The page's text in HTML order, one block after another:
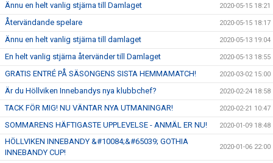
Ännu en helt vanlig stjärna till Damlaget 2020-05-15 18:21
Återvändande spelare 2020-05-15 18:17
Ännu en helt vanlig stjärna till damlaget 2020-05-13 19:04
En helt vanlig stjärna återvänder till Damlaget 2020-05-13 18:55
GRATIS ENTRÉ PÅ SÄSONGENS SISTA HEMMAMATCH! 2020-03-02 15:00
Är du Höllviken Innebandys nya klubbchef? 2020-02-24 18:58
TACK FÖR MIG! NU VÄNTAR NYA UTMANINGAR! 2020-02-21 10:47
SOMMARENS HÄFTIGASTE UPPLEVELSE - ANMÄL ER NU! 2020-01-09 18:48
HÖLLVIKEN INNEBANDY &#10084;&#65039; GOTHIA
INNEBANDY CUP!
2020-01-06 22:00